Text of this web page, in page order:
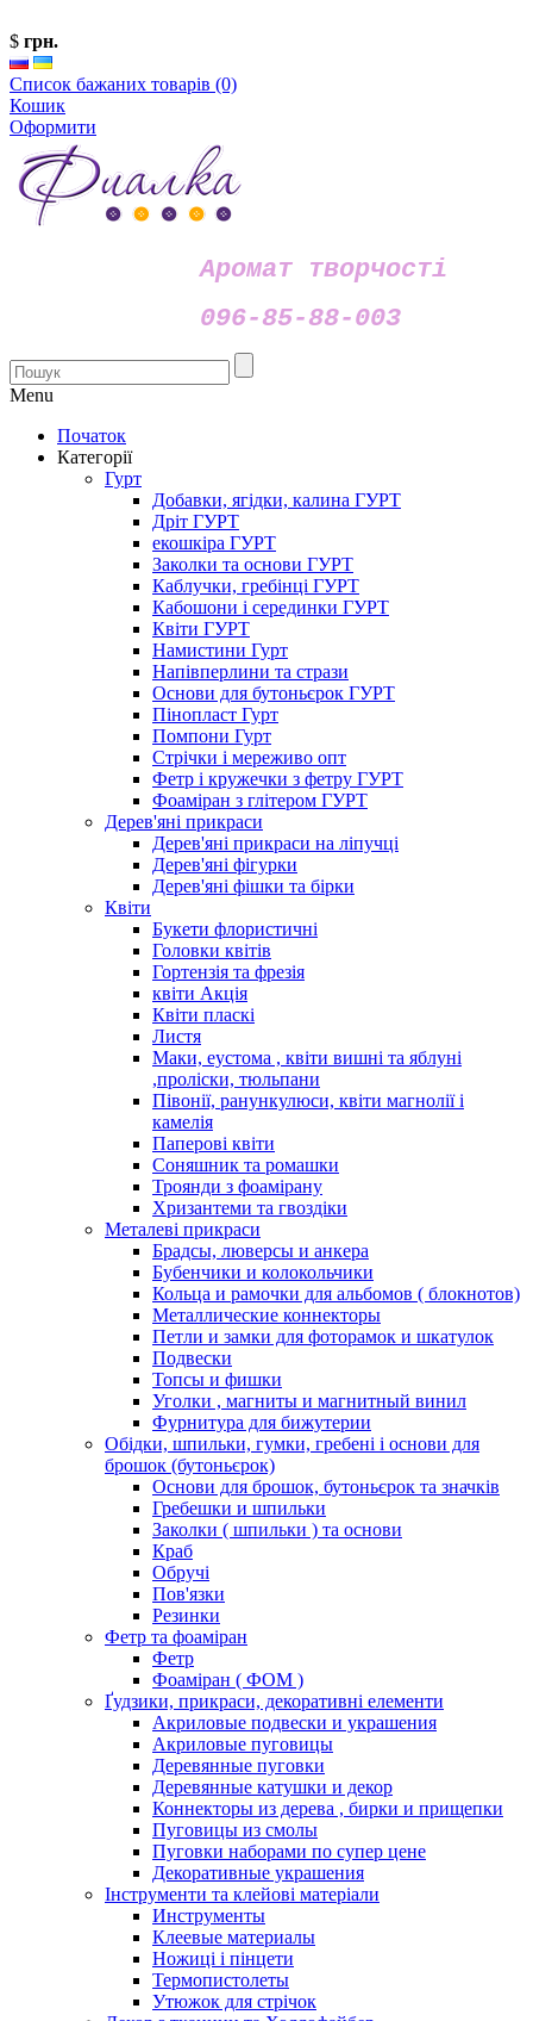
$ грн.
Список бажаних товарів (0)
Кошик
Оформити
Аромат творчості
096-85-88-003
Menu
Початок
Категорії
Гурт
Добавки, ягідки, калина ГУРТ
Дріт ГУРТ
екошкіра ГУРТ
Заколки та основи ГУРТ
Каблучки, гребінці ГУРТ
Кабошони і серединки ГУРТ
Квіти ГУРТ
Намистини Гурт
Напівперлини та стрази
Основи для бутоньєрок ГУРТ
Пінопласт Гурт
Помпони Гурт
Стрічки і мереживо опт
Фетр і кружечки з фетру ГУРТ
Фоаміран з глітером ГУРТ
Дерев'яні прикраси
Дерев'яні прикраси на ліпучці
Дерев'яні фігурки
Дерев'яні фішки та бірки
Квіти
Букети флористичні
Головки квітів
Гортензія та фрезія
квіти Акція
Квіти пласкі
Листя
Маки, еустома , квіти вишні та яблуні
,проліски, тюльпани
Півонії, ранункулюси, квіти магнолії і
камелія
Паперові квіти
Соняшник та ромашки
Троянди з фоамірану
Хризантеми та гвоздіки
Металеві прикраси
Брадсы, люверсы и анкера
Бубенчики и колокольчики
Кольца и рамочки для альбомов ( блокнотов)
Металлические коннекторы
Петли и замки для фоторамок и шкатулок
Подвески
Топсы и фишки
Уголки , магниты и магнитный винил
Фурнитура для бижутерии
Обідки, шпильки, гумки, гребені і основи для
брошок (бутоньєрок)
Основи для брошок, бутоньєрок та значків
Гребешки и шпильки
Заколки ( шпильки ) та основи
Краб
Обручі
Пов'язки
Резинки
Фетр та фоаміран
Фетр
Фоаміран ( ФОМ )
Ґудзики, прикраси, декоративні елементи
Акриловые подвески и украшения
Акриловые пуговицы
Деревянные пуговки
Деревянные катушки и декор
Коннекторы из дерева , бирки и прищепки
Пуговицы из смолы
Пуговки наборами по супер цене
Декоративные украшения
Інструменти та клейові матеріали
Инструменты
Клеевые материалы
Ножиці і пінцети
Термопистолеты
Утюжок для стрічок